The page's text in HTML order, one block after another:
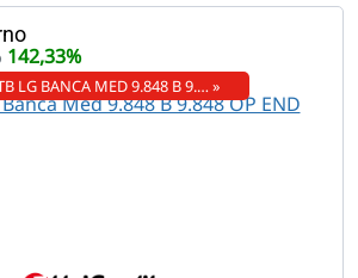
142,33%
LG BANCA MED 9.848 B 9.… »